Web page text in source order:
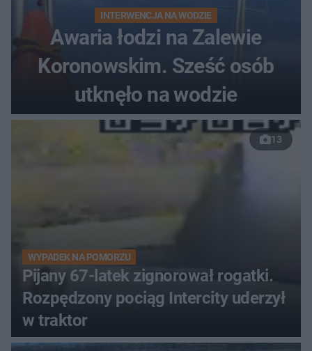
INTERWENCJA NA WODZIE
Awaria łodzi na Zalewie
Koronowskim. Sześć osób
utknęło na wodzie
13
WYPADEK NA POMORZU
Pijany 67-latek zignorował rogatki.
Rozpędzony pociąg Intercity uderzył
w traktor